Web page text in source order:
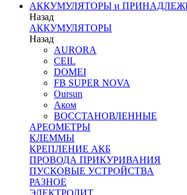
АККУМУЛЯТОРЫ и
Назад
АККУМУЛЯТОРЫ
Назад
AURORA
CEIL
DOMEI
FB SUPER NOVA
Oursun
Аком
ВОССТАНОВЛЕННЫЕ
АРЕОМЕТРЫ
КЛЕММЫ
КРЕПЛЕНИЕ АКБ
ПРОВОДА ПРИКУРИВАНИЯ
ПУСКОВЫЕ УСТРОЙСТВА
РАЗНОЕ
ЭЛЕКТРОЛИТ